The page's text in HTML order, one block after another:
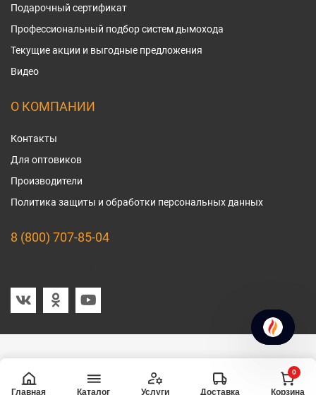
Главная Каталог Услуги Доставка
0
Корзина
Подарочный сертификат
Профессиональный подбор систем дымохода
Текущие акции и выгодные предложения
Видео
О КОМПАНИИ
Контакты
Для оптовиков
Производители
Политика защиты и обработки персональных данных
8 (800) 707-85-04